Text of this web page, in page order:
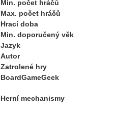
Min. počet hráčů
Max. počet hráčů
Hrací doba
Min. doporučený věk
Jazyk
Autor
Zatrolené hry
BoardGameGeek
Herní mechanismy